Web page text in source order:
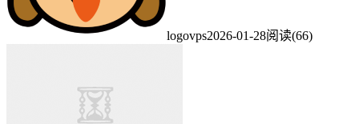
logovps2026-01-28阅读(66)